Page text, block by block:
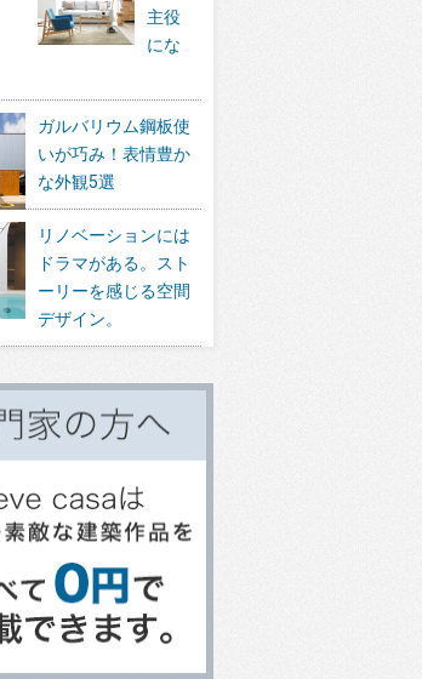
主役
にな
ガルバリウム鋼板使
いが巧み！表情豊か
な外観5選
リノベーションには
ドラマがある。スト
ーリーを感じる空間
デザイン。